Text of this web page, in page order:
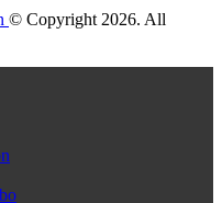
© Copyright 2026. All